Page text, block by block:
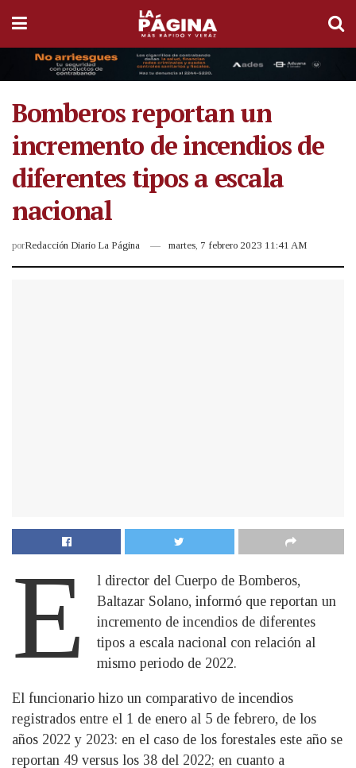
Bomberos reportan un
incremento de incendios de
diferentes tipos a escala
nacional
porRedacción Diario La Página martes, 7 febrero 2023 11:41 AM
E
l director del Cuerpo de Bomberos,
Baltazar Solano, informó que reportan un
incremento de incendios de diferentes
tipos a escala nacional con relación al
mismo periodo de 2022.
El funcionario hizo un comparativo de incendios
registrados entre el 1 de enero al 5 de febrero, de los
años 2022 y 2023: en el caso de los forestales este año se
reportan 49 versus los 38 del 2022; en cuanto a